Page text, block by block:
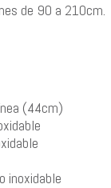
de 90 a 210cm.
(44cm)
inoxidable